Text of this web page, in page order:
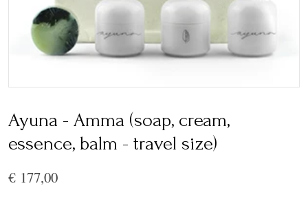
Ayuna - Amma (soap, cream,
essence, balm - travel size)
€ 177,00